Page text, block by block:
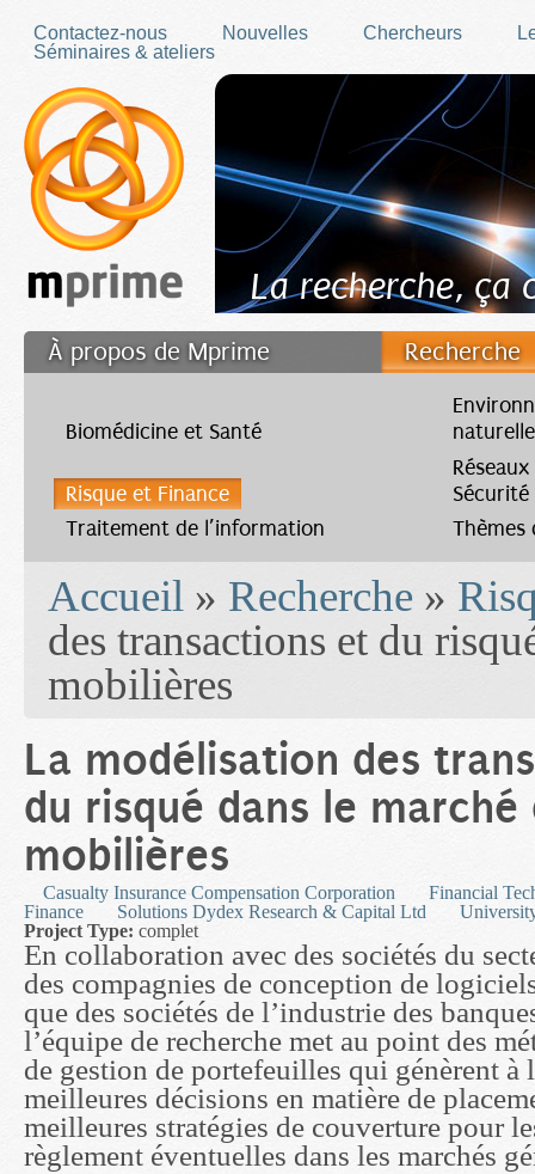
Contactez-nous
Nouvelles Chercheurs
Séminaires & ateliers
La recherche, ça
À propos de Mprime
Recherche
Filler fr
Biomédicine et Santé
Risque et Finance
Sécurité
Traitement de l’information
Thèmes
Accueil » Recherche »
des transactions et du
mobilières
La modélisation des
du risqué dans le marché
mobilières
Casualty Insurance Compensation Corporation
Financial
Finance
Solutions Dydex Research & Capital Ltd
Project Type: complet
En collaboration avec des sociétés du
des compagnies de conception de
que des sociétés de l’industrie des
l’équipe de recherche met au point des
de gestion de portefeuilles qui génèrent à
meilleures décisions en matière de
meilleures stratégies de couverture pour
règlement éventuelles dans les marchés